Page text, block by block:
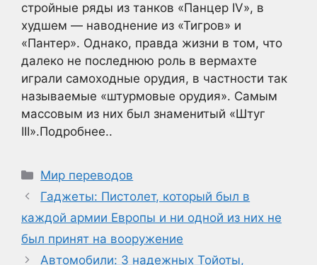
стройные ряды из танков «Панцер IV», в
худшем — наводнение из «Тигров» и
«Пантер». Однако, правда жизни в том, что
далеко не последнюю роль в вермахте
играли самоходные орудия, в частности так
называемые «штурмовые орудия». Самым
массовым из них был знаменитый «Штуг
III».Подробнее..
Рубрики
Мир переводов
Гаджеты: Пистолет, который был в
каждой армии Европы и ни одной из них не
был принят на вооружение
Автомобили: 3 надежных Тойоты,